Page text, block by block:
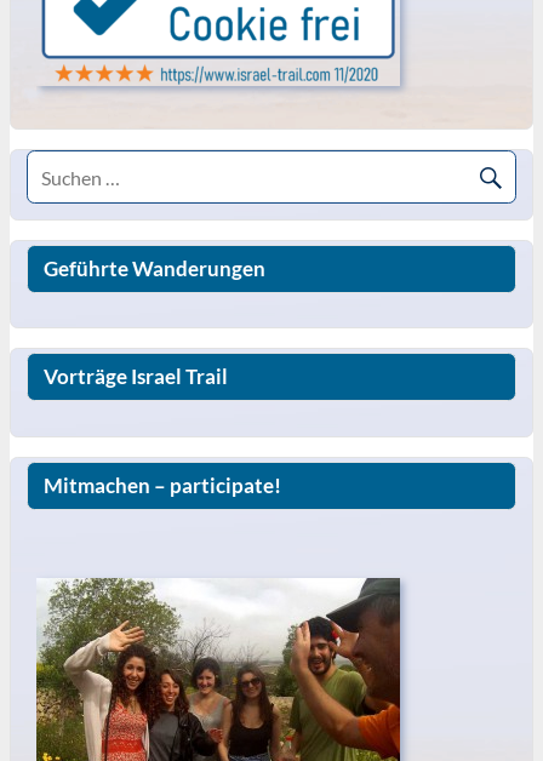
Geführte Wanderungen
Vorträge Israel Trail
Mitmachen – participate!